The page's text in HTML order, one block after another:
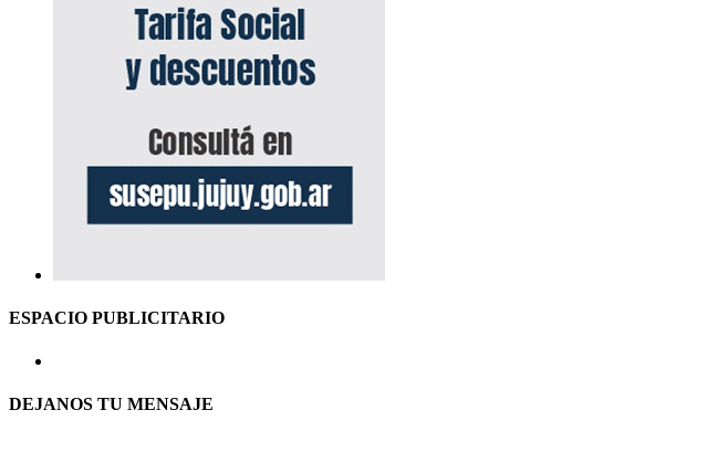
ESPACIO PUBLICITARIO
DEJANOS TU MENSAJE